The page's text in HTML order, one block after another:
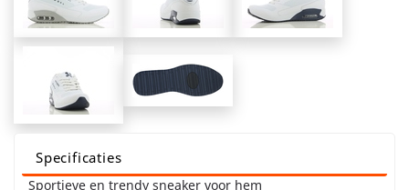
Specificaties
Sportieve en trendy sneaker voor hem